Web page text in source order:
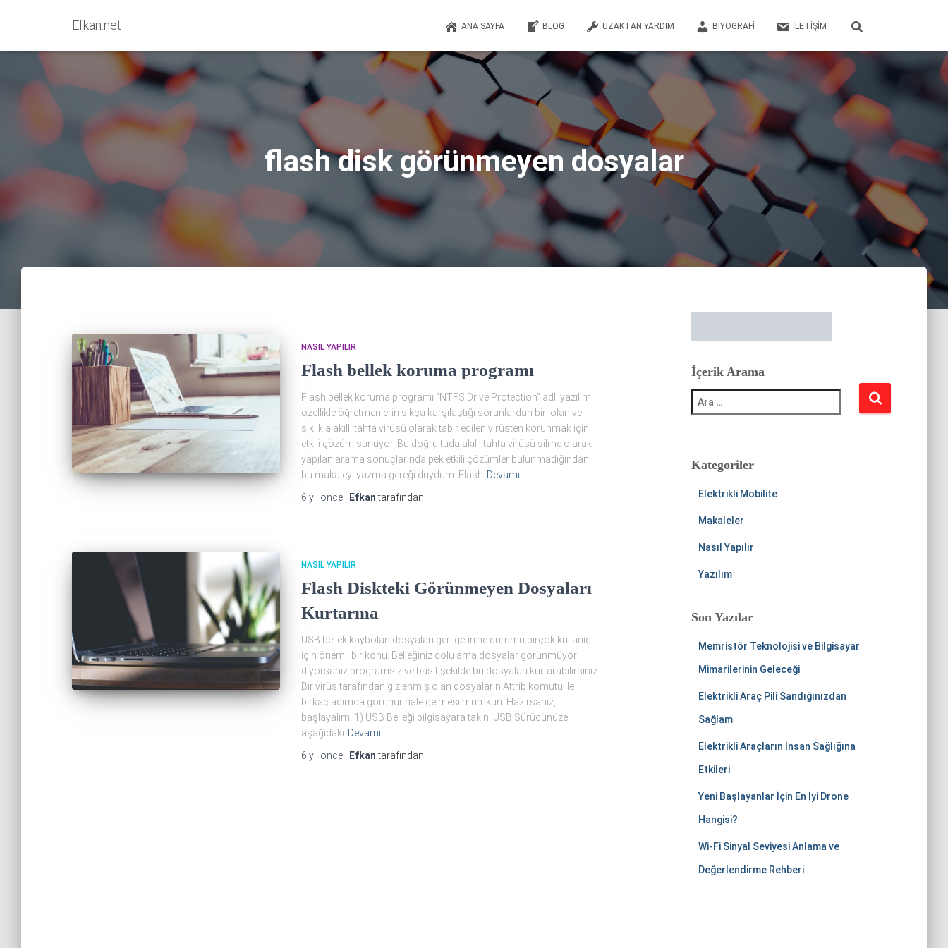
Efkan.net ANA SAYFA BLOG UZAKTAN YARDIM BIYOGRAFI İLETIŞIM
flash disk görünmeyen dosyalar
NASIL YAPILIR
Flash bellek koruma programı
Flash bellek koruma programı “NTFS Drive Protection” adlı yazılım
özellikle öğretmenlerin sıkça karşılaştığı sorunlardan biri olan ve
sıklıkla akıllı tahta virüsü olarak tabir edilen virüsten korunmak için
etkili çözüm sunuyor. Bu doğrultuda akıllı tahta virüsü silme olarak
yapılan arama sonuçlarında pek etkili çözümler bulunmadığından
bu makaleyi yazma gereği duydum. Flash Devamı
6 yıl önce Efkantarafından
NASIL YAPILIR
Flash Diskteki Görünmeyen Dosyaları
Kurtarma
USB bellek kaybolan dosyaları geri getirme durumu birçok kullanıcı
için önemli bir konu. Belleğiniz dolu ama dosyalar görünmüyor
diyorsanız programsız ve basit şekilde bu dosyaları kurtarabilirsiniz.
Bir virüs tarafından gizlenmiş olan dosyaların Attrib komutu ile
birkaç adımda görünür hale gelmesi mümkün. Hazırsanız,
başlayalım: 1) USB Belleği bilgisayara takın. USB Sürücünüze
aşağıdaki Devamı
6 yıl önce Efkantarafından
İçerik Arama
:Kategoriler
Elektrikli Mobilite
Makaleler
Nasıl Yapılır
Yazılım
Son Yazılar
Memristör Teknolojisi ve Bilgisayar
Mimarilerinin Geleceği
Elektrikli Araç Pili Sandığınızdan
Sağlam
Elektrikli Araçların İnsan Sağlığına
Etkileri
Yeni Başlayanlar İçin En İyi Drone
Hangisi?
Wi-Fi Sinyal Seviyesi Anlama ve
Değerlendirme Rehberi